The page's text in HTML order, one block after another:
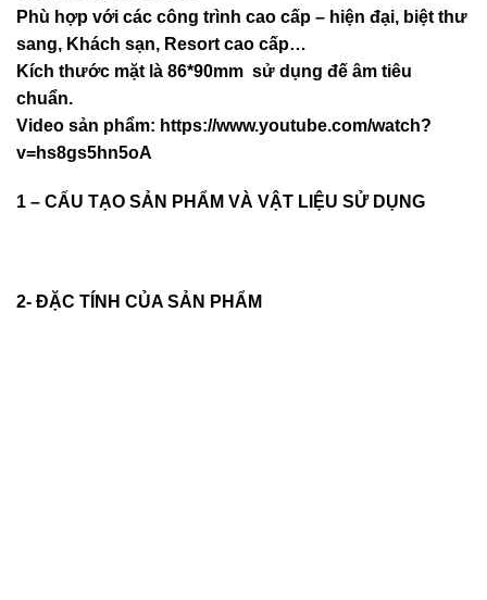
Phù hợp với các công trình cao cấp – hiện đại, biệt thư
sang, Khách sạn, Resort cao cấp…
Kích thước mặt là 86*90mm sử dụng đế âm tiêu
chuẩn.
Video sản phẩm: https://www.youtube.com/watch?
v=hs8gs5hn5oA
1 – CẤU TẠO SẢN PHẨM VÀ VẬT LIỆU SỬ DỤNG
2- ĐẶC TÍNH CỦA SẢN PHẨM